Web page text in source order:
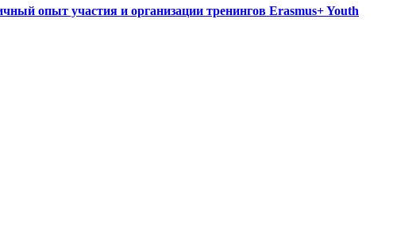
опыт участия и организации тренингов Erasmus+ Youth